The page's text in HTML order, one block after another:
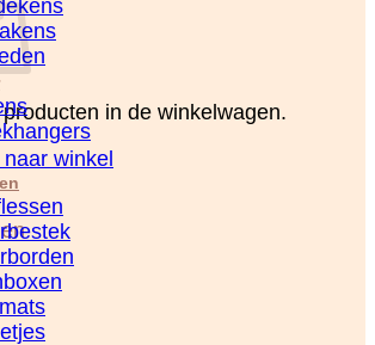
in de winkelwagen.
naar winkel